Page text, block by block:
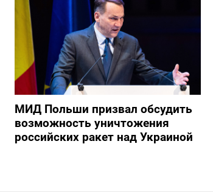
МИД Польши призвал обсудить
возможность уничтожения
российских ракет над Украиной